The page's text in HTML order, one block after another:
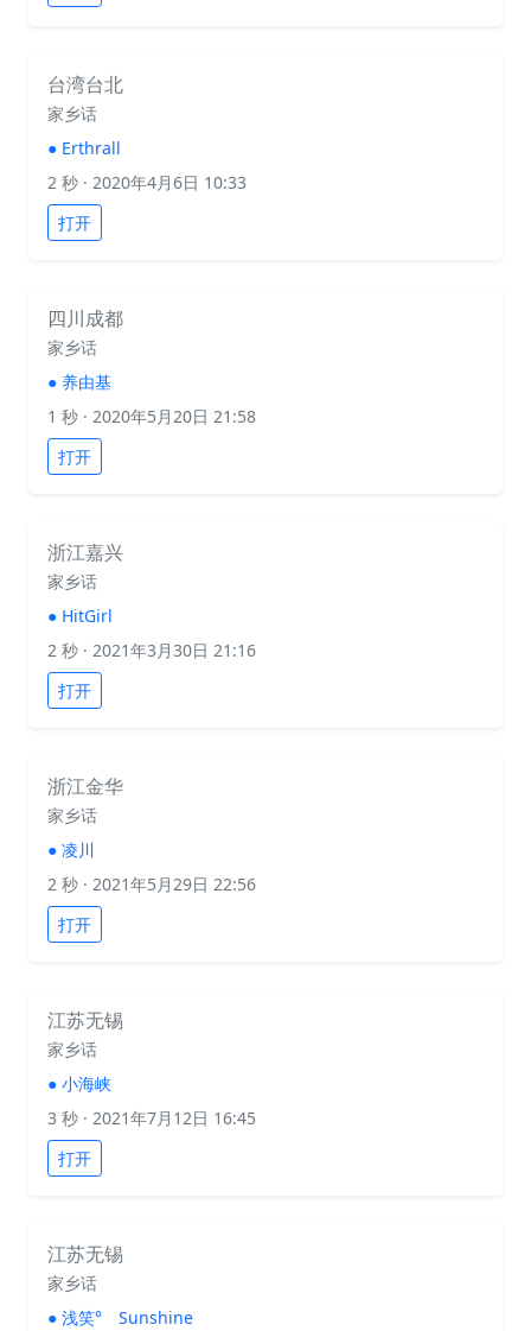
台湾台北
家乡话
● Erthrall
2 秒 · 2020年4月6日 10:33
打开
四川成都
家乡话
● 养由基
1 秒 · 2020年5月20日 21:58
打开
浙江嘉兴
家乡话
● HitGirl
2 秒 · 2021年3月30日 21:16
打开
浙江金华
家乡话
● 凌川
2 秒 · 2021年5月29日 22:56
打开
江苏无锡
家乡话
● 小海峡
3 秒 · 2021年7月12日 16:45
打开
江苏无锡
家乡话
● 浅笑° Sunshine